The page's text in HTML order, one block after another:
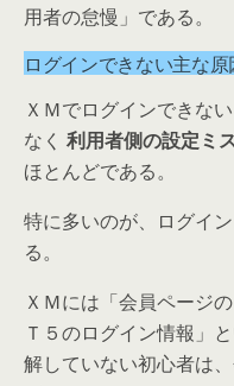
用者の怠慢」である。
ログインできない主な原
ＸＭでログインできな
なく 利用者側の設定ミ
ほとんどである。
特に多いのが、ログイ
る。
ＸＭには「会員ページ
Ｔ５のログイン情報」
解していない初心者は